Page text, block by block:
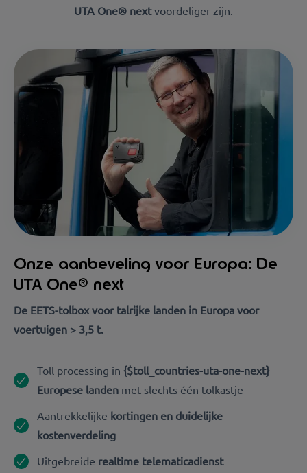
UTA One® nextvoordeliger zijn.
Onze aanbeveling voor Europa: De
UTA One® next
De EETS-tolbox voor talrijke landen in Europa voor
voertuigen > 3,5 t.
Toll processing in {$toll_countries-uta-one-next}
Europese landen met slechts één tolkastje
Aantrekkelijke kortingen en duidelijke
kostenverdeling
Uitgebreide realtime telematicadienst